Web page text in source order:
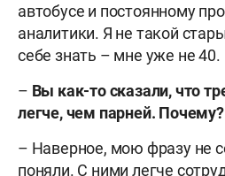
автобусе и постоянному
аналитики. Я не такой
себе знать – мне уже не 40.
– Вы как-то сказали, что
легче, чем парней. Почему?
– Наверное, мою фразу не
поняли. С ними легче